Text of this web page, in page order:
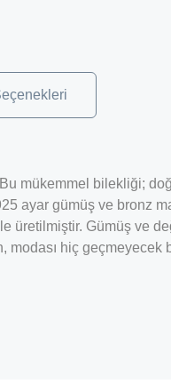
Bu mükemmel bilekliği;
ayar gümüş ve bronz
üretilmiştir. Gümüş ve
modası hiç